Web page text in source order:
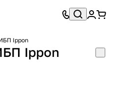
Ippon
Ippon